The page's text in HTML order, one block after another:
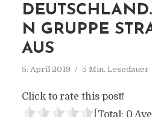
N GRUPPE
AUS
5. April 2019 5 Min. Lesedauer
Click to rate this post!
[Total: 0